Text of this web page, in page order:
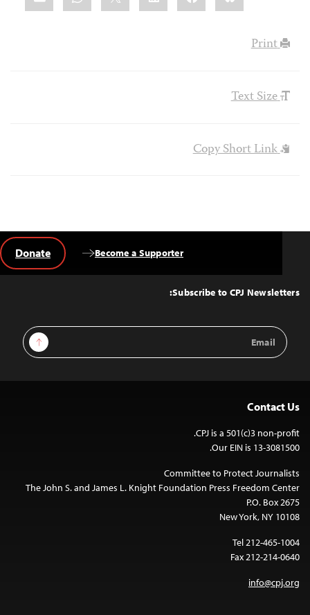
Print
Text Size
Copy Short Link
Top
Subscribe to CPJ Newsletters:
Email
Address
Sign Up
Become a Supporter
Donate
Contact Us
CPJ is a 501(c)3 non-profit.
Our EIN is 13-3081500.
Committee to Protect Journalists
The John S. and James L. Knight Foundation Press Freedom Center
P.O. Box 2675
New York, NY 10108
Tel 212-465-1004
Fax 212-214-0640
info@cpj.org